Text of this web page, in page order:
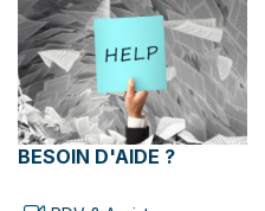
BESOIN D'AIDE ?